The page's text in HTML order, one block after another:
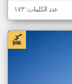
عدد الكلمات: ١٧٣